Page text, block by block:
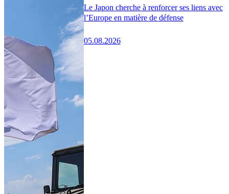
Le Japon cherche à renforcer ses liens avec
l’Europe en matière de défense
05.08.2026